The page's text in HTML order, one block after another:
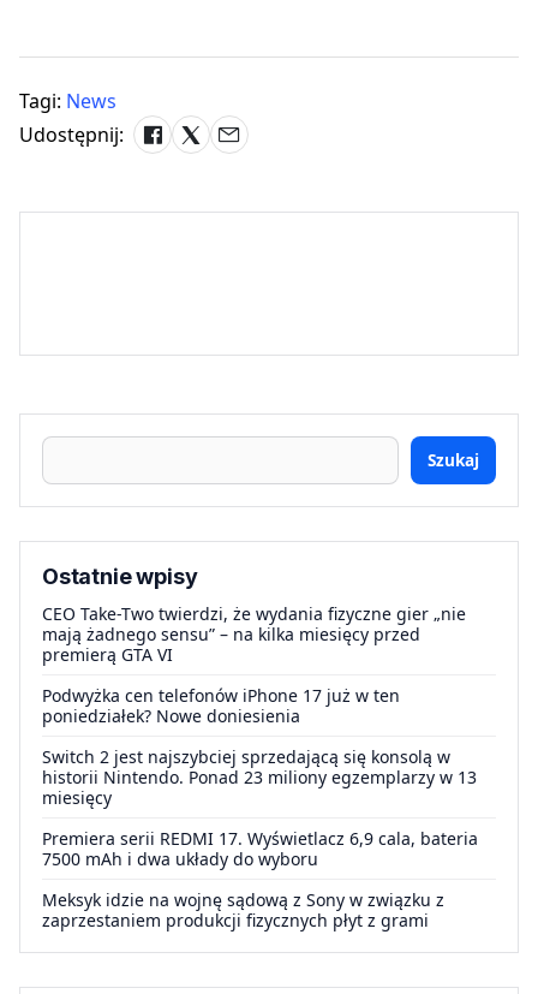
Tagi: News
Udostępnij:
Szukaj
Ostatnie wpisy
CEO Take-Two twierdzi, że wydania fizyczne gier „nie
mają żadnego sensu” – na kilka miesięcy przed
premierą GTA VI
Podwyżka cen telefonów iPhone 17 już w ten
poniedziałek? Nowe doniesienia
Switch 2 jest najszybciej sprzedającą się konsolą w
historii Nintendo. Ponad 23 miliony egzemplarzy w 13
miesięcy
Premiera serii REDMI 17. Wyświetlacz 6,9 cala, bateria
7500 mAh i dwa układy do wyboru
Meksyk idzie na wojnę sądową z Sony w związku z
zaprzestaniem produkcji fizycznych płyt z grami